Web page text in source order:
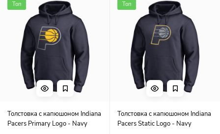
Топ
Толстовка с капюшоном Indiana
Pacers Primary Logo - Navy
Топ
Толстовка с капюшоном Indiana
Pacers Static Logo - Navy